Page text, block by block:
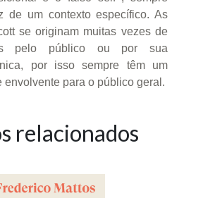
de um contexto específico. As
se originam muitas vezes de
pelo público ou por sua
por isso sempre têm um
envolvente para o público geral.
relacionados